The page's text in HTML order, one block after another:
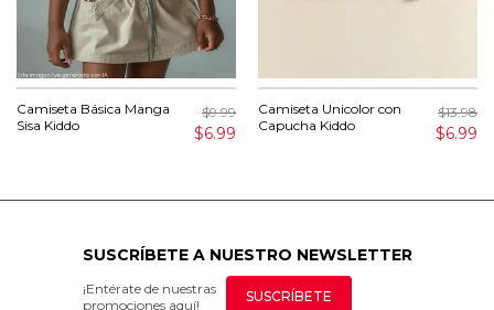
Camiseta Básica Manga
Sisa Kiddo
$9.99
$6.99
Camiseta Unicolor con
Capucha Kiddo
$13.98
$6.99
SUSCRÍBETE A NUESTRO NEWSLETTER
¡Entérate de nuestras
promociones aquí!
SUSCRÍBETE